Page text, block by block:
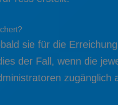
sie für die
der Fall, wenn die
zugänglich